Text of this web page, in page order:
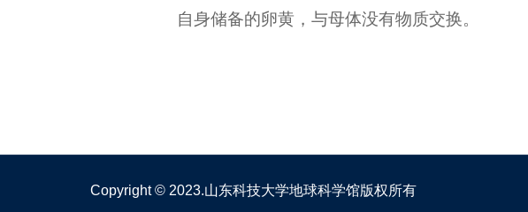
自身储备的卵黄，与母体没有物质交换。
Copyright © 2023.山东科技大学地球科学馆版权所有